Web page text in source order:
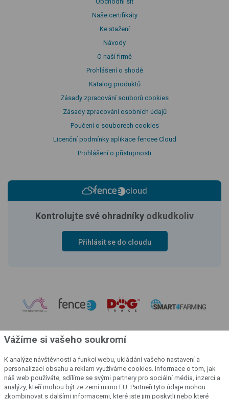
Naše certifikáty
Ke stažení
Návody
O naší firmě
Prohlášení o shodě
Katalog produktů
Zásady zpracování souborů cookies
Zásady zpracování osobních údajů
Poučení o souborech cookies
Licenční podmínky aplikace fencee Cloud
Prohlášení o přístupnosti
cloud
Kontrolujte své ohradníky odkudkoliv
Přihlásit se do cloudu
Vážíme si vašeho soukromí
K analýze návštěvnosti a funkcí webu, ukládání vašeho nastavení a
personalizaci obsahu a reklam využíváme cookies. Informace o tom, jak
náš web používáte, sdílíme se svými partnery pro sociální média, inzerci a
analýzy, kteří mohou být ze zemí mimo EU. Partneři tyto údaje mohou
zkombinovat s dalšími informacemi, které jste jim poskytli nebo které